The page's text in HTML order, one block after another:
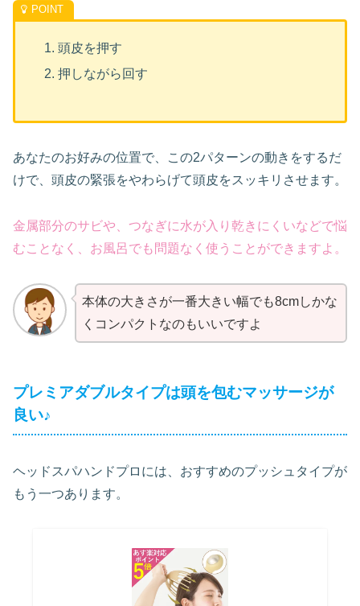
頭皮を押す
押しながら回す
あなたのお好みの位置で、この2パターンの動きをするだ
けで、頭皮の緊張をやわらげて頭皮をスッキリさせます。
金属部分のサビや、つなぎに水が入り乾きにくいなどで悩
むことなく、お風呂でも問題なく使うことができますよ。
本体の大きさが一番大きい幅でも8cmしかな
くコンパクトなのもいいですよ
プレミアダブルタイプは頭を包むマッサージが
良い♪
ヘッドスパハンドプロには、おすすめのプッシュタイプが
もう一つあります。